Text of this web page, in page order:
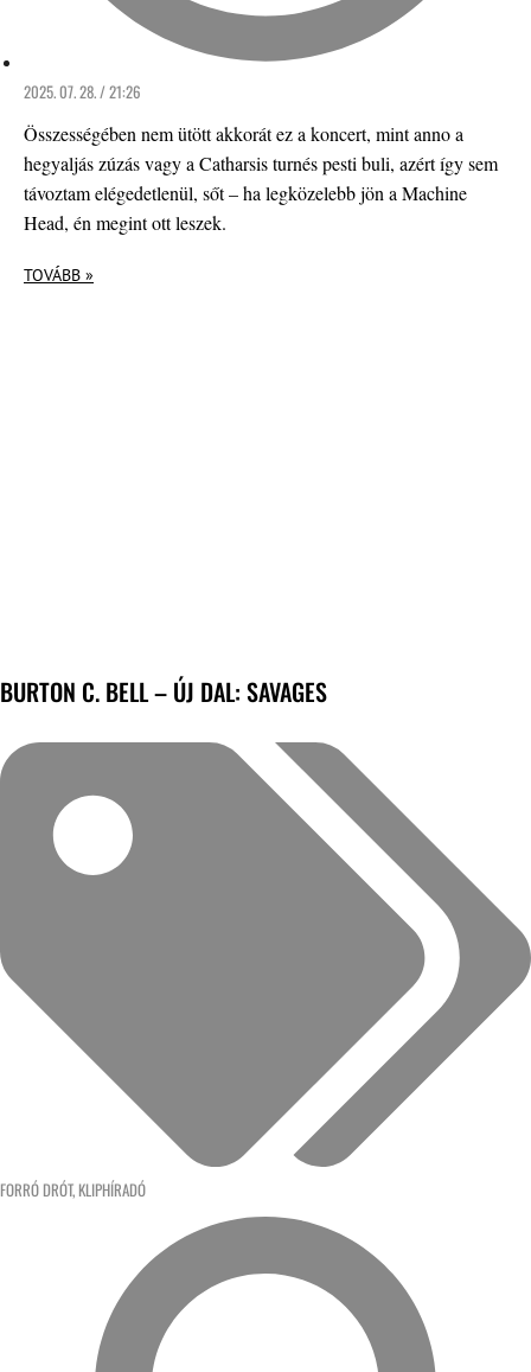
2025. 07. 28. / 21:26
Összességében nem ütött akkorát ez a koncert, mint anno a
hegyaljás zúzás vagy a Catharsis turnés pesti buli, azért így sem
távoztam elégedetlenül, sőt – ha legközelebb jön a Machine
Head, én megint ott leszek.
TOVÁBB »
BURTON C. BELL – ÚJ DAL: SAVAGES
FORRÓ DRÓT, KLIPHÍRADÓ